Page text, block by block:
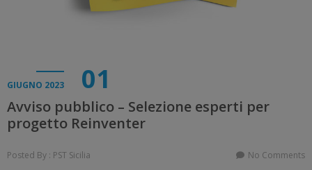
GIUGNO 2023 01
Avviso pubblico – Selezione esperti per
progetto Reinventer
Posted By : PST Sicilia No Comments